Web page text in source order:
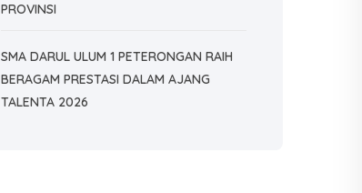
PROVINSI
SMA DARUL ULUM 1 PETERONGAN RAIH
BERAGAM PRESTASI DALAM AJANG
TALENTA 2026